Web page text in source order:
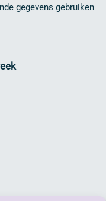
gegevens gebruiken